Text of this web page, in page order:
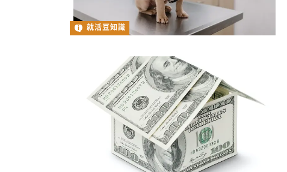
就活豆知識